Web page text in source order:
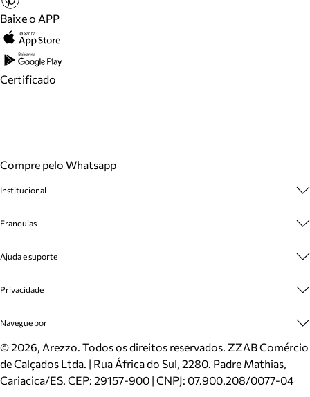
Baixe o APP
Certificado
Compre pelo Whatsapp
Institucional
Cashback
Venda Corporativa
Mapa do Site
Inverno
Mundo Arezzo
Franquias
Plano de Negócio
Ajuda e suporte
Cadastro
Meus Pedidos
Trocas e Devoluções
Cartão Presente
Localizador de lojas
Privacidade
Politica e Privacidade
Navegue por
Sapatos
Bolsas
Scarpins
©2026, Arezzo. Todos os direitos reservados. ZZAB Comércio
de Calçados Ltda. | Rua África do Sul, 2280. Padre Mathias,
Cariacica/ES. CEP: 29157-900 | CNPJ: 07.900.208/0077-04